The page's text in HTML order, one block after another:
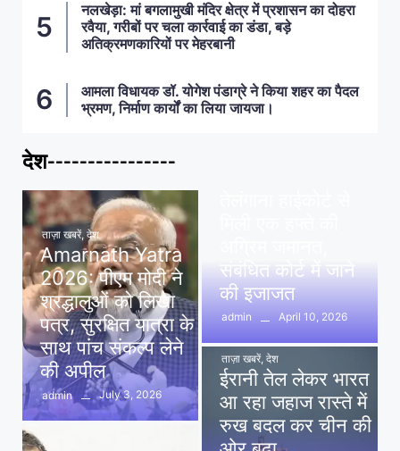
नलखेड़ा: मां बगलामुखी मंदिर क्षेत्र में प्रशासन का दोहरा
रवैया, गरीबों पर चला कार्रवाई का डंडा, बड़े
अतिक्रमणकारियों पर मेहरबानी
आमला विधायक डॉ. योगेश पंडाग्रे ने किया शहर का पैदल
भ्रमण, निर्माण कार्यों का लिया जायजा।
देश----------------
ताज़ा खबरें, देश
Amarnath Yatra
2026: पीएम मोदी ने
श्रद्धालुओं को लिखा
पत्र, सुरक्षित यात्रा के
साथ पांच संकल्प लेने
की अपील
admin July 3, 2026
संबंधित कोर्ट में जाने
की इजाजत
admin April 10, 2026
ताज़ा खबरें, देश
ईरानी तेल लेकर भारत
आ रहा जहाज रास्ते में
रुख बदल कर चीन की